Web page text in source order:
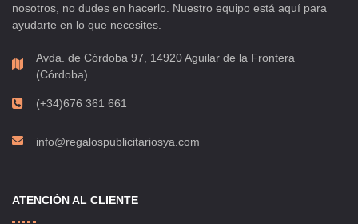
nosotros, no dudes en hacerlo. Nuestro equipo está aquí para
ayudarte en lo que necesites.
Avda. de Córdoba 97, 14920 Aguilar de la Frontera
(Córdoba)
(+34)676 361 661
info@regalospublicitariosya.com
ATENCIÓN AL CLIENTE